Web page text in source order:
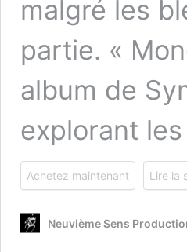
malgré les
partie. «
album de
explorant
Achetez maintenant Lire la
Neuvième Sens